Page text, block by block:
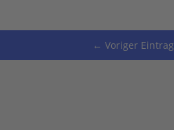
←Voriger Eintrag